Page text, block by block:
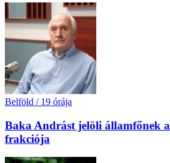
Belföld / 19 órája
Baka Andrást jelöli államfőnek
frakciója